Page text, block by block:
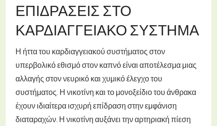
ΕΠΙΔΡΆΣΕΙΣ ΣΤΟ
ΚΑΡΔΙΑΓΓΕΙΑΚΌ ΣΎΣΤΗΜΑ
Η ήττα του καρδιαγγειακού συστήματος στον
υπερβολικό εθισμό στον καπνό είναι αποτέλεσμα μιας
αλλαγής στον νευρικό και χυμικό έλεγχο του
συστήματος. Η νικοτίνη και το μονοξείδιο του άνθρακα
έχουν ιδιαίτερα ισχυρή επίδραση στην εμφάνιση
διαταραχών. Η νικοτίνη αυξάνει την αρτηριακή πίεση